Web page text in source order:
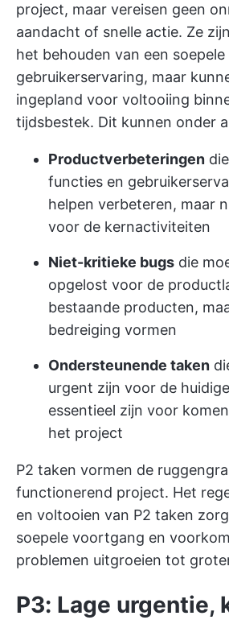
project, maar vereisen geen
aandacht of snelle actie. Ze
het behouden van een
gebruikerservaring, maar
ingepland voor voltooiing
tijdsbestek. Dit kunnen onder
Productverbeteringen
functies en
helpen verbeteren, maar
voor de kernactiviteiten
Niet-kritieke bugs die
opgelost voor de
bestaande producten,
bedreiging vormen
Ondersteunende taken
urgent zijn voor de
essentieel zijn voor
het project
P2 taken vormen de
functionerend project. Het
en voltooien van P2 taken
soepele voortgang en
problemen uitgroeien tot
P3: Lage urgentie,